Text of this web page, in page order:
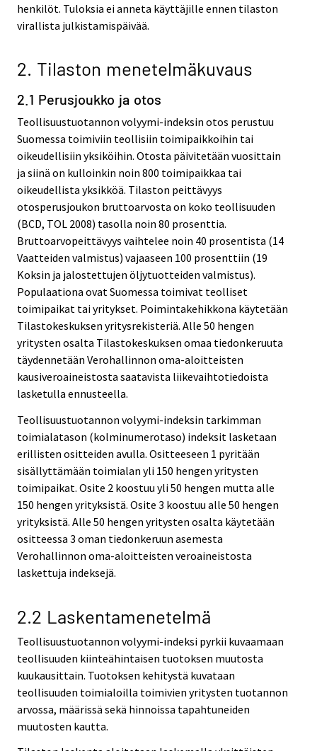
henkilöt. Tuloksia ei anneta käyttäjille ennen tilaston
virallista julkistamispäivää.
2. Tilaston menetelmäkuvaus
2.1 Perusjoukko ja otos
Teollisuustuotannon volyymi-indeksin otos perustuu
Suomessa toimiviin teollisiin toimipaikkoihin tai
oikeudellisiin yksiköihin. Otosta päivitetään vuosittain
ja siinä on kulloinkin noin 800 toimipaikkaa tai
oikeudellista yksikköä. Tilaston peittävyys
otosperusjoukon bruttoarvosta on koko teollisuuden
(BCD, TOL 2008) tasolla noin 80 prosenttia.
Bruttoarvopeittävyys vaihtelee noin 40 prosentista (14
Vaatteiden valmistus) vajaaseen 100 prosenttiin (19
Koksin ja jalostettujen öljytuotteiden valmistus).
Populaationa ovat Suomessa toimivat teolliset
toimipaikat tai yritykset. Poimintakehikkona käytetään
Tilastokeskuksen yritysrekisteriä. Alle 50 hengen
yritysten osalta Tilastokeskuksen omaa tiedonkeruuta
täydennetään Verohallinnon oma-aloitteisten
kausiveroaineistosta saatavista liikevaihtotiedoista
lasketulla ennusteella.
Teollisuustuotannon volyymi-indeksin tarkimman
toimialatason (kolminumerotaso) indeksit lasketaan
erillisten ositteiden avulla. Ositteeseen 1 pyritään
sisällyttämään toimialan yli 150 hengen yritysten
toimipaikat. Osite 2 koostuu yli 50 hengen mutta alle
150 hengen yrityksistä. Osite 3 koostuu alle 50 hengen
yrityksistä. Alle 50 hengen yritysten osalta käytetään
ositteessa 3 oman tiedonkeruun asemesta
Verohallinnon oma-aloitteisten veroaineistosta
laskettuja indeksejä.
2.2 Laskentamenetelmä
Teollisuustuotannon volyymi-indeksi pyrkii kuvaamaan
teollisuuden kiinteähintaisen tuotoksen muutosta
kuukausittain. Tuotoksen kehitystä kuvataan
teollisuuden toimialoilla toimivien yritysten tuotannon
arvossa, määrissä sekä hinnoissa tapahtuneiden
muutosten kautta.